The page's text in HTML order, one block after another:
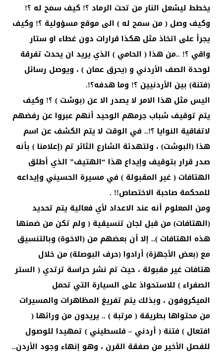
يخطط ليشعل النار من تحت الرماد ؟! كيف سمح له ؟!
وكيف وصل ( من سمح له ) الى موقع مسؤولية ؟! وكيف
يجرأ على اتخاذ مثل هكذا قرارات دون غطاء او ستار
واقي ؟! ..من هذا ( الحامي ) الذي يريد ان يحدث تفرقة
لوحدة الصف الأردني و (يحرق عمان ) ، ويوصل رسائل
(فتنة) بين الأردنيين ؟! وما هدفه؟!.
اليس مثل هذا الامر لا يصدر الا عن (بوشت ) ؟! وكيف
يتم توقيف شباب جرمهم الوحيد أنهم عبروا عن رفضهم
لاتفاقية النوايا ؟!.. في الوقت لا يتم الكشف عن اسم
هذا (البوشت) ، ولتهدئة الشارع الثائر تم (إعلامنا ) بأنه
صدر قرار بتوقيف وإيداع هذا “الهتيف” الذي أطلق
الهتافات ( غير المقبولة ) في مسيرة الحسيني وإيداعه
للمحكمة صاحبة الاختصاص!! .
ومن المعلوم أنه عند الاعداد لأي فعالية يتم تحديد
(الهتافات) من قبل لجان تنسيقية ( ولم تكن من ضمنها
هذه الهتافات ).. إلا أن بعضهم من (الاخوة) وبالتنسيق
مع (بعض الأجهزة) أرادوا (حرف البوصلة) من خلال
هتافات غير مقبولة ، حيث تم نشر حراسة ترتدي ( الستر
الصفراء ) للاستحواذ على السيارة التي تحمل
الميكروفون ، وبذلك يتم تفريغ المظاهرات والمسيرات
من محتواها بطريقة ( مرتبة ) .. يريدون من ورائها (
افتعال ) فتنة ( أردني – فلسطيني ) تمهيدا للوصول
للفصل الأخير من صفقة القرن ، وهو إنهاء وجود الأردن..